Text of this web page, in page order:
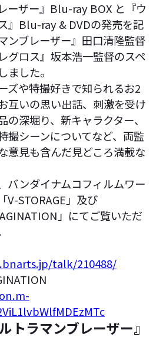
ーザー』Blu-ray BOX と『ウ
』Blu-ray & DVDの発売を記
ンブレーザー』田口清隆監督
グロス』坂本浩一監督のスペ
ました。
ズや特撮好きで知られるお2
互いの思い出話、刺激を受け
の深堀り、新キャラクター、
撮シーンについてなど、両監
意見も含んだ見どころ満載な
バンダイナムコフィルムワー
V-STORAGE」及び
」にてご覧いただ
talk/210488/
トラマンブレーザー』